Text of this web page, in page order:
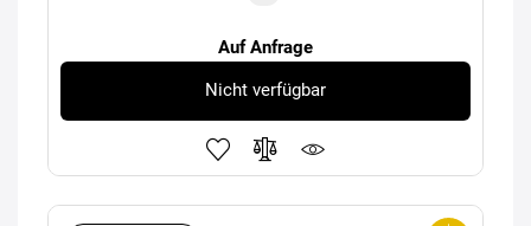
Auf Anfrage
Nicht verfügbar